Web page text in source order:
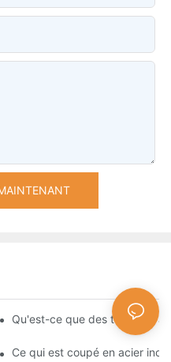
inoxydable du calendrier
Qu'est-ce que des tubes en
inoxydable sans couture
Ce qui est coupé en acier